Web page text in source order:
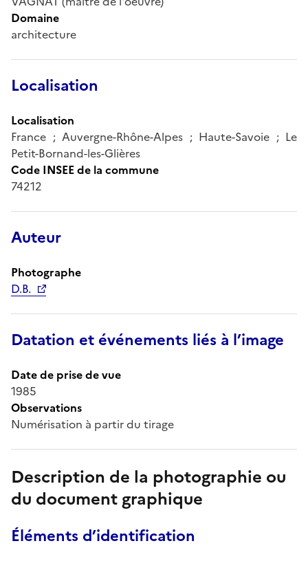
Domaine
architecture
Localisation
Localisation
France ; Auvergne-Rhône-Alpes ; Haute-Savoie ; Le
Petit-Bornand-les-Glières
Code INSEE de la commune
74212
Auteur
Photographe
D.B.
Datation et événements liés à l’image
Date de prise de vue
1985
Observations
Numérisation à partir du tirage
Description de la photographie ou
du document graphique
Éléments d’identification